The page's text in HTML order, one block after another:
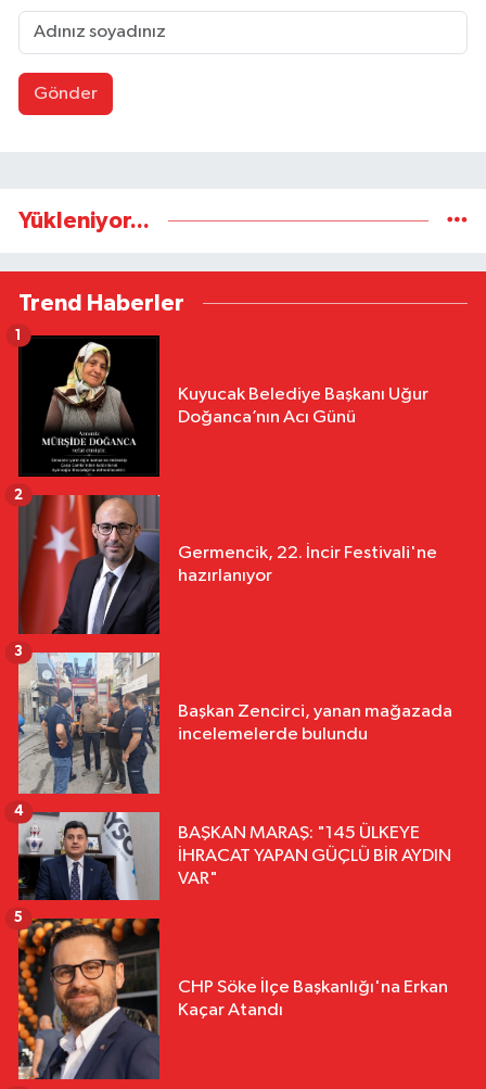
Gönder
Yükleniyor...
Trend Haberler
Kuyucak Belediye Başkanı Uğur
Doğanca’nın Acı Günü
1
Germencik, 22. İncir Festivali'ne
hazırlanıyor
2
Başkan Zencirci, yanan mağazada
incelemelerde bulundu
3
BAŞKAN MARAŞ: "145 ÜLKEYE
İHRACAT YAPAN GÜÇLÜ BİR AYDIN
VAR"
4
CHP Söke İlçe Başkanlığı'na Erkan
Kaçar Atandı
5